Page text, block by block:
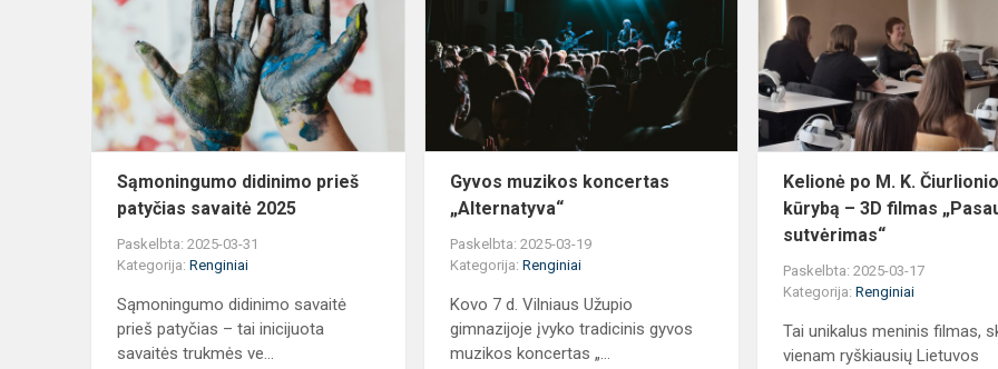
prieš
patyčias
savaitė
Sąmoningumo didinimo prieš
patyčias savaitė 2025
Paskelbta: 2025-03-31
Kategorija: Renginiai
Sąmoningumo didinimo savaitė
prieš patyčias – tai inicijuota
savaitės trukmės ve...
koncertas
„Alternatyva“
Gyvos muzikos koncertas
„Alternatyva“
Paskelbta: 2025-03-19
Kategorija:Renginiai
Kovo 7 d. Vilniaus Užupio
gimnazijoje įvyko tradicinis gyvos
muzikos koncertas „...
Kelionė po M. K. Čiurlionio
kūrybą – 3D filmas
sutvėrimas“
Paskelbta: 2025-03-17
Kategorija:Renginiai
Tai unikalus meninis filmas,
vienam ryškiausių Lietuvos